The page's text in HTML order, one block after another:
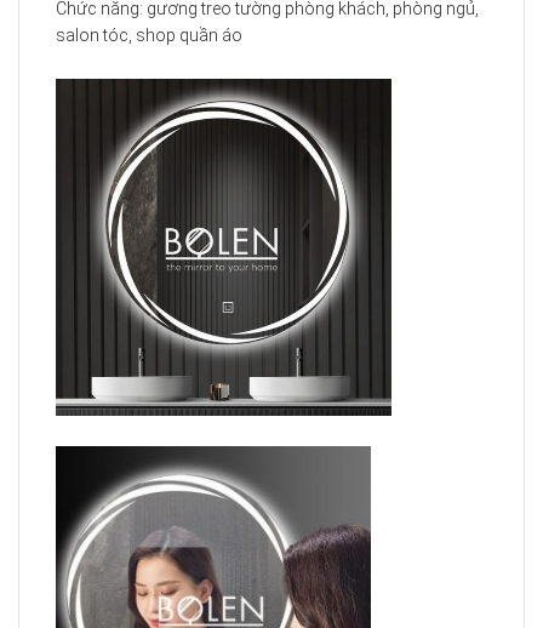
Chức năng: gương treo tường phòng khách, phòng ngủ,
salon tóc, shop quần áo